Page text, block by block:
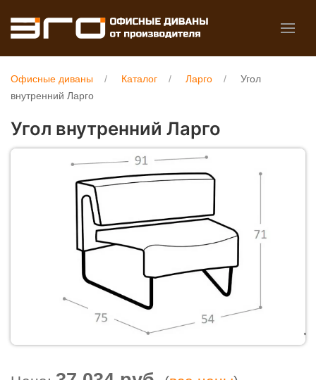
Офисные диваны Каталог Ларго
Угол
внутренний Ларго
Угол внутренний Ларго